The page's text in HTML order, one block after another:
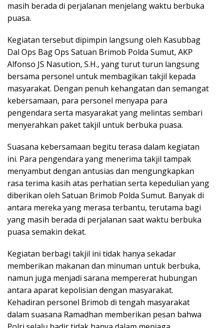
masih berada di perjalanan menjelang waktu berbuka
puasa.
Kegiatan tersebut dipimpin langsung oleh Kasubbag
Dal Ops Bag Ops Satuan Brimob Polda Sumut, AKP
Alfonso JS Nasution, S.H., yang turut turun langsung
bersama personel untuk membagikan takjil kepada
masyarakat. Dengan penuh kehangatan dan semangat
kebersamaan, para personel menyapa para
pengendara serta masyarakat yang melintas sembari
menyerahkan paket takjil untuk berbuka puasa.
Suasana kebersamaan begitu terasa dalam kegiatan
ini. Para pengendara yang menerima takjil tampak
menyambut dengan antusias dan mengungkapkan
rasa terima kasih atas perhatian serta kepedulian yang
diberikan oleh Satuan Brimob Polda Sumut. Banyak di
antara mereka yang merasa terbantu, terutama bagi
yang masih berada di perjalanan saat waktu berbuka
puasa semakin dekat.
Kegiatan berbagi takjil ini tidak hanya sekadar
memberikan makanan dan minuman untuk berbuka,
namun juga menjadi sarana mempererat hubungan
antara aparat kepolisian dengan masyarakat.
Kehadiran personel Brimob di tengah masyarakat
dalam suasana Ramadhan memberikan pesan bahwa